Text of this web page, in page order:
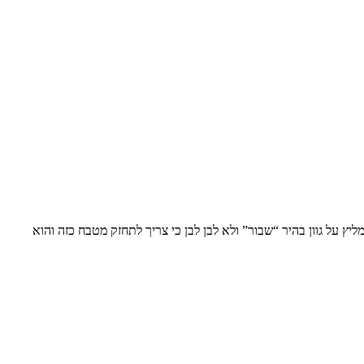
על גוון בהיר “שבור” ולא לבן לבן כי צריך לתחזק מטבח כזה והוא